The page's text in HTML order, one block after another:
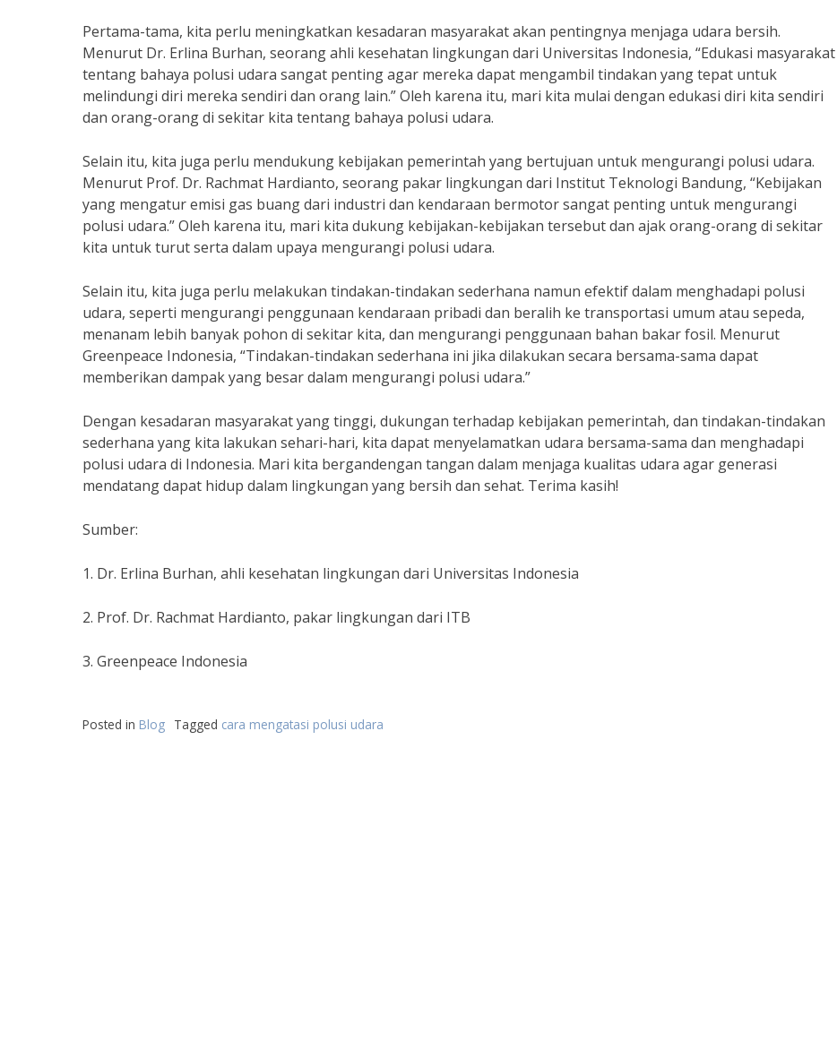
Pertama-tama, kita perlu meningkatkan kesadaran masyarakat akan pentingnya menjaga udara bersih.
Menurut Dr. Erlina Burhan, seorang ahli kesehatan lingkungan dari Universitas Indonesia, “Edukasi masyarakat
tentang bahaya polusi udara sangat penting agar mereka dapat mengambil tindakan yang tepat untuk
melindungi diri mereka sendiri dan orang lain.” Oleh karena itu, mari kita mulai dengan edukasi diri kita sendiri
dan orang-orang di sekitar kita tentang bahaya polusi udara.
Selain itu, kita juga perlu mendukung kebijakan pemerintah yang bertujuan untuk mengurangi polusi udara.
Menurut Prof. Dr. Rachmat Hardianto, seorang pakar lingkungan dari Institut Teknologi Bandung, “Kebijakan
yang mengatur emisi gas buang dari industri dan kendaraan bermotor sangat penting untuk mengurangi
polusi udara.” Oleh karena itu, mari kita dukung kebijakan-kebijakan tersebut dan ajak orang-orang di sekitar
kita untuk turut serta dalam upaya mengurangi polusi udara.
Selain itu, kita juga perlu melakukan tindakan-tindakan sederhana namun efektif dalam menghadapi polusi
udara, seperti mengurangi penggunaan kendaraan pribadi dan beralih ke transportasi umum atau sepeda,
menanam lebih banyak pohon di sekitar kita, dan mengurangi penggunaan bahan bakar fosil. Menurut
Greenpeace Indonesia, “Tindakan-tindakan sederhana ini jika dilakukan secara bersama-sama dapat
memberikan dampak yang besar dalam mengurangi polusi udara.”
Dengan kesadaran masyarakat yang tinggi, dukungan terhadap kebijakan pemerintah, dan tindakan-tindakan
sederhana yang kita lakukan sehari-hari, kita dapat menyelamatkan udara bersama-sama dan menghadapi
polusi udara di Indonesia. Mari kita bergandengan tangan dalam menjaga kualitas udara agar generasi
mendatang dapat hidup dalam lingkungan yang bersih dan sehat. Terima kasih!
Sumber:
1. Dr. Erlina Burhan, ahli kesehatan lingkungan dari Universitas Indonesia
2. Prof. Dr. Rachmat Hardianto, pakar lingkungan dari ITB
3. Greenpeace Indonesia
Posted in Blog Tagged cara mengatasi polusi udara